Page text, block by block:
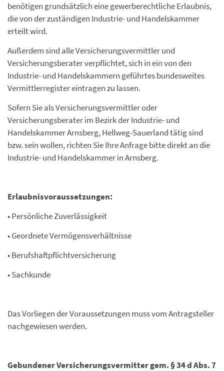
benötigen grundsätzlich eine gewerberechtliche Erlaubnis,
die von der zuständigen Industrie- und Handelskammer
erteilt wird.
Außerdem sind alle Versicherungsvermittler und
Versicherungsberater verpflichtet, sich in ein von den
Industrie- und Handelskammern geführtes bundesweites
Vermittlerregister eintragen zu lassen.
Sofern Sie als Versicherungsvermittler oder
Versicherungsberater im Bezirk der Industrie- und
Handelskammer Arnsberg, Hellweg-Sauerland tätig sind
bzw. sein wollen, richten Sie Ihre Anfrage bitte direkt an die
Industrie- und Handelskammer in Arnsberg.
Erlaubnisvoraussetzungen:
• Persönliche Zuverlässigkeit
• Geordnete Vermögensverhältnisse
• Berufshaftpflichtversicherung
• Sachkunde
Das Vorliegen der Voraussetzungen muss vom Antragsteller
nachgewiesen werden.
Gebundener Versicherungsvermitter gem. § 34 d Abs. 7